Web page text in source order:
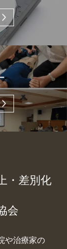
・差別化
会
や治療家の